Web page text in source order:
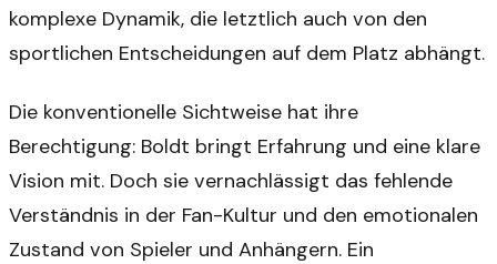
komplexe Dynamik, die letztlich auch von den
sportlichen Entscheidungen auf dem Platz abhängt.
Die konventionelle Sichtweise hat ihre
Berechtigung: Boldt bringt Erfahrung und eine klare
Vision mit. Doch sie vernachlässigt das fehlende
Verständnis in der Fan-Kultur und den emotionalen
Zustand von Spieler und Anhängern. Ein